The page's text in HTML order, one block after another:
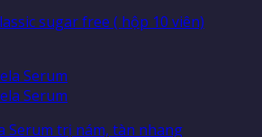
sugar free ( hộp 10 viên)
Serum trị nám, tàn nhang